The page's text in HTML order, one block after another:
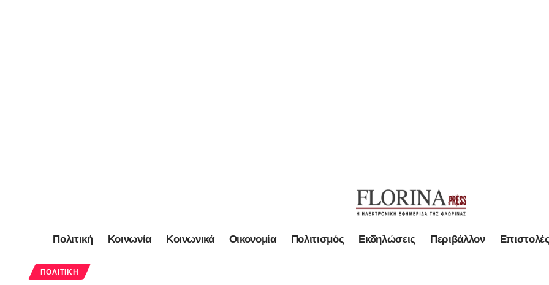
Πολιτική Κοινωνία Κοινωνικά Οικονομία Πολιτισμός Εκδηλώσεις Περιβάλλον
ΠΟΛΙΤΙΚΉ